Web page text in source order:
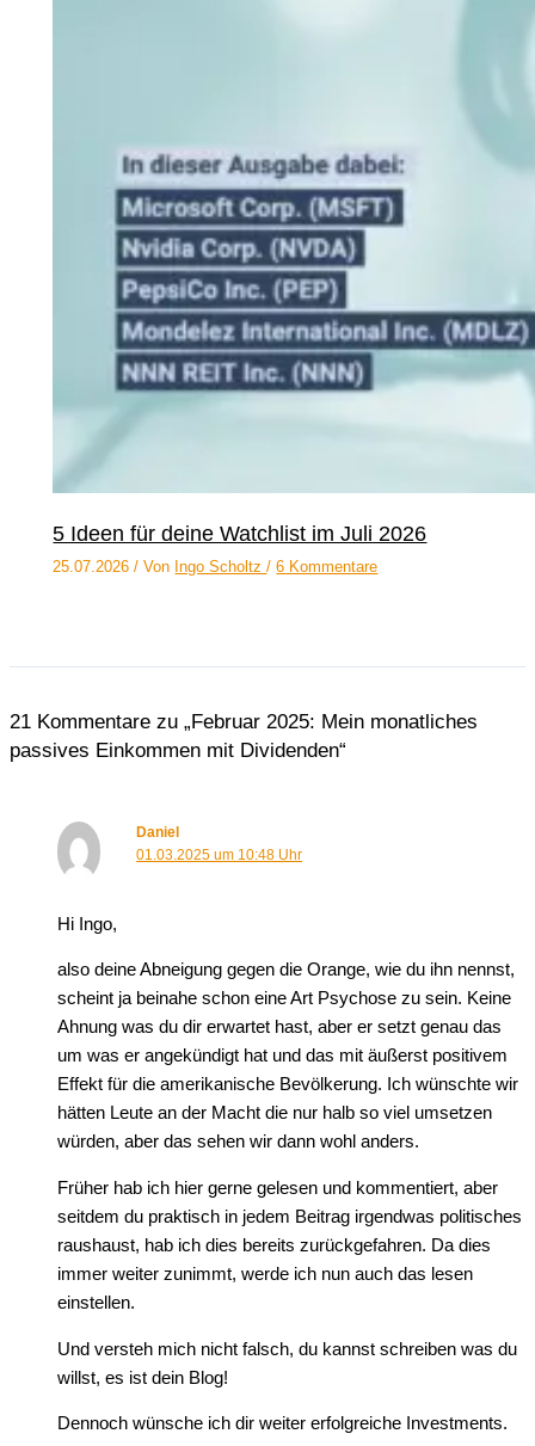
5 Ideen für deine Watchlist im Juli 2026
25.07.2026/ Von Ingo Scholtz/6 Kommentare
21 Kommentare zu „Februar 2025: Mein monatliches
passives Einkommen mit Dividenden“
Daniel
01.03.2025 um 10:48 Uhr
Hi Ingo,
also deine Abneigung gegen die Orange, wie du ihn nennst,
scheint ja beinahe schon eine Art Psychose zu sein. Keine
Ahnung was du dir erwartet hast, aber er setzt genau das
um was er angekündigt hat und das mit äußerst positivem
Effekt für die amerikanische Bevölkerung. Ich wünschte wir
hätten Leute an der Macht die nur halb so viel umsetzen
würden, aber das sehen wir dann wohl anders.
Früher hab ich hier gerne gelesen und kommentiert, aber
seitdem du praktisch in jedem Beitrag irgendwas politisches
raushaust, hab ich dies bereits zurückgefahren. Da dies
immer weiter zunimmt, werde ich nun auch das lesen
einstellen.
Und versteh mich nicht falsch, du kannst schreiben was du
willst, es ist dein Blog!
Dennoch wünsche ich dir weiter erfolgreiche Investments.